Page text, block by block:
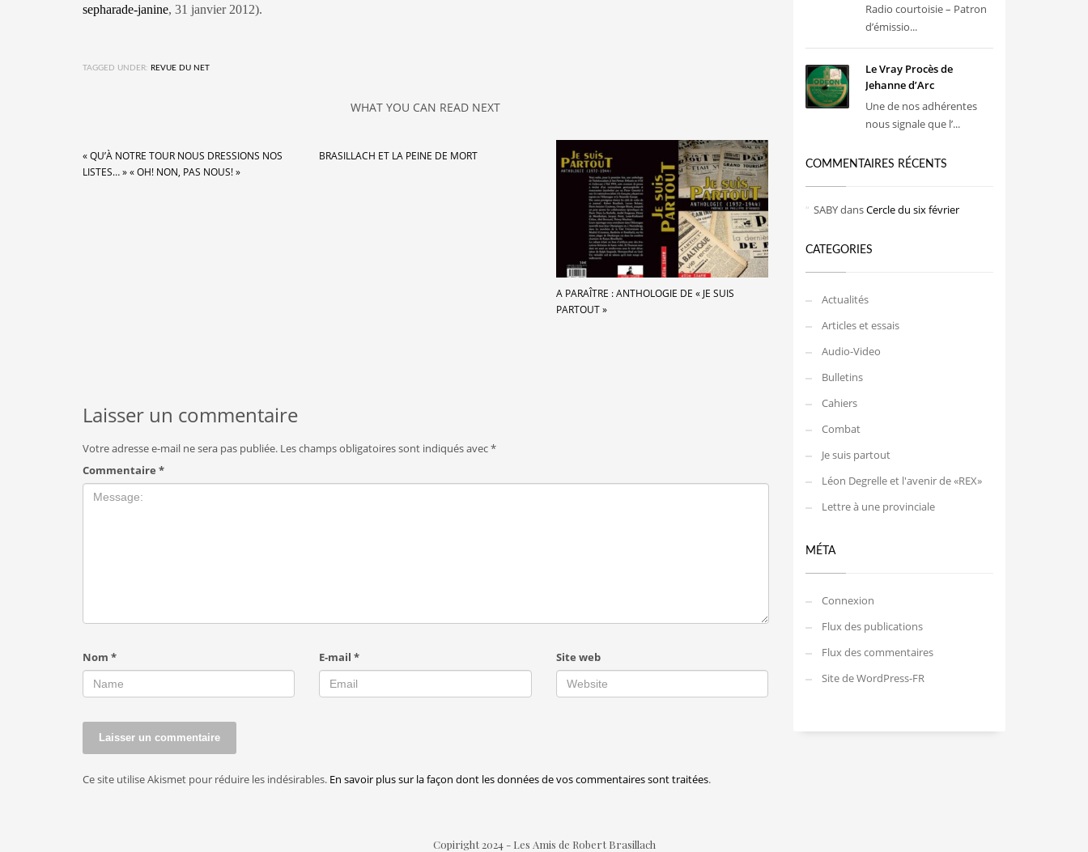
sepharade-janine, 31 janvier 2012).
TAGGED UNDER: REVUE DU NET
WHAT YOU CAN READ NEXT
« QU’À NOTRE TOUR NOUS DRESSIONS NOS
LISTES… » « OH! NON, PAS NOUS! »
BRASILLACH ET LA PEINE DE MORT
A PARAÎTRE : ANTHOLOGIE DE « JE SUIS
PARTOUT »
Laisser un commentaire
Votre adresse e-mail ne sera pas publiée. Les champs obligatoires sont indiqués avec*
Commentaire *
Nom * E-mail* Site web
Ce site utilise Akismet pour réduire les indésirables. En savoir plus sur la façon dont les données de vos commentaires sont traitées.
Radio courtoisie – Patron
d’émissio...
Le Vray Procès de
Jehanne d’Arc
Une de nos adhérentes
nous signale que l’...
COMMENTAIRES RÉCENTS
SABYdansCercle du six février
CATEGORIES
Actualités
Articles et essais
Audio-Video
Bulletins
Cahiers
Combat
Je suis partout
Léon Degrelle et l'avenir de «REX»
Lettre à une provinciale
MÉTA
Connexion
Flux des publications
Flux des commentaires
Site de WordPress-FR
Copiright 2024 - Les Amis de Robert Brasillach